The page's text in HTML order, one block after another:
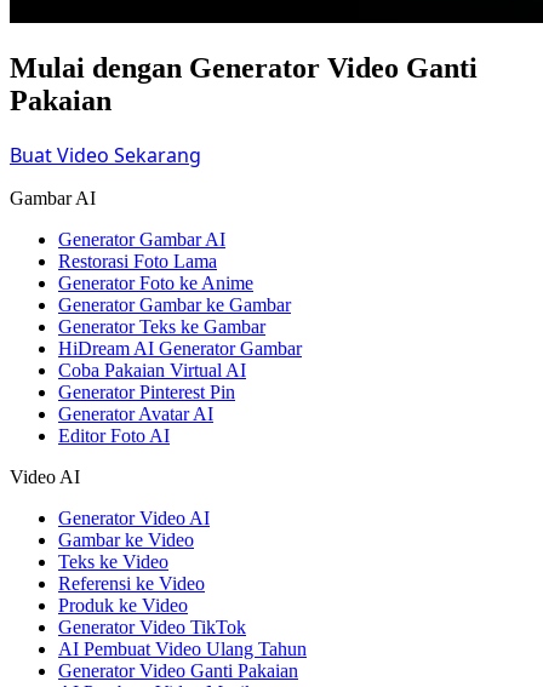
Mulai dengan Generator Video Ganti
Pakaian
Buat Video Sekarang
Gambar AI
Generator Gambar AI
Restorasi Foto Lama
Generator Foto ke Anime
Generator Gambar ke Gambar
Generator Teks ke Gambar
HiDream AI Generator Gambar
Coba Pakaian Virtual AI
Generator Pinterest Pin
Generator Avatar AI
Editor Foto AI
Video AI
Generator Video AI
Gambar ke Video
Teks ke Video
Referensi ke Video
Produk ke Video
Generator Video TikTok
AI Pembuat Video Ulang Tahun
Generator Video Ganti Pakaian